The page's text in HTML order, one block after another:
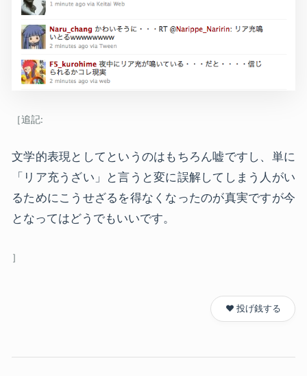
文学的表現としてというのはもちろん嘘ですし、単に
「リア充うざい」と言うと変に誤解してしまう人がい
るためにこうせざるを得なくなったのが真実ですが今
となってはどうでもいいです。
❤️ 投げ銭する